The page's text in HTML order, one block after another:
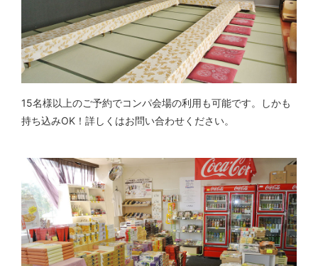
15名様以上のご予約でコンパ会場の利用も可能です。しかも
持ち込みOK！詳しくはお問い合わせください。